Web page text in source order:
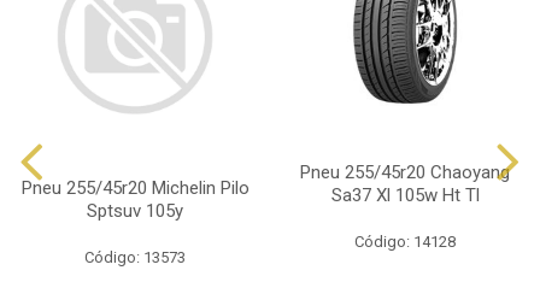
Pneu 255/45r20 Michelin Pilo
Sptsuv 105y
Código: 13573
Pneu 255/45r20 Chaoyang
Sa37 Xl 105w Ht Tl
Código: 14128